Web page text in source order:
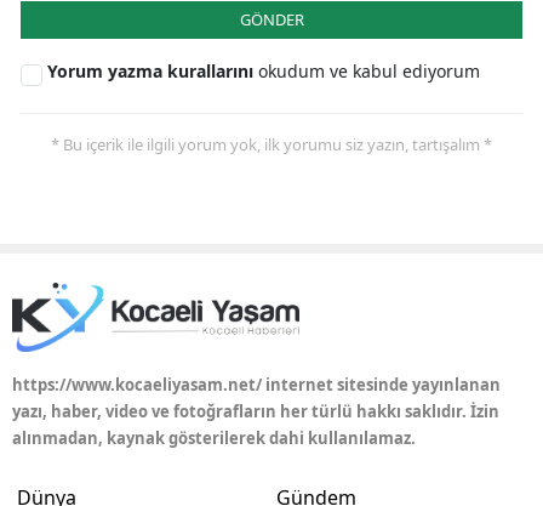
Kırıkkale
Karabük
GÖNDER
Yorum yazma kurallarını okudum ve kabul ediyorum
* Bu içerik ile ilgili yorum yok, ilk yorumu siz yazın, tartışalım *
https://www.kocaeliyasam.net/ internet sitesinde yayınlanan
yazı, haber, video ve fotoğrafların her türlü hakkı saklıdır. İzin
alınmadan, kaynak gösterilerek dahi kullanılamaz.
Dünya
Gündem